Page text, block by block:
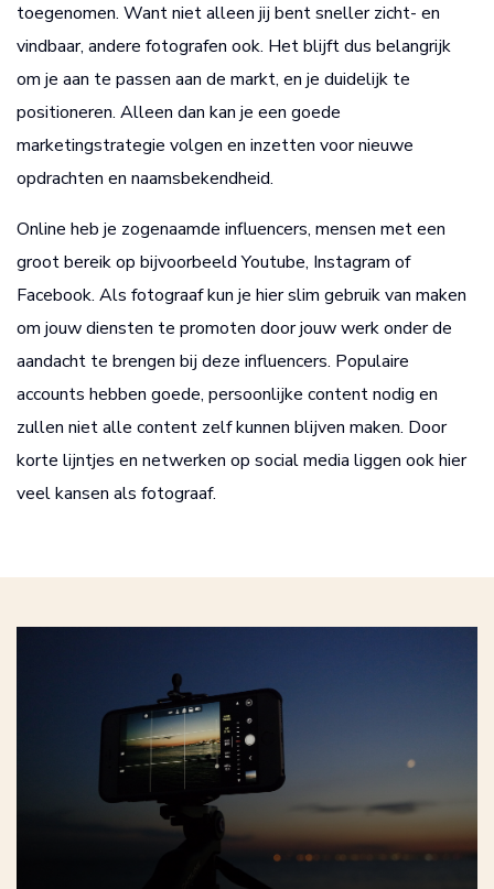
toegenomen. Want niet alleen jij bent sneller zicht- en
vindbaar, andere fotografen ook. Het blijft dus belangrijk
om je aan te passen aan de markt, en je duidelijk te
positioneren. Alleen dan kan je een goede
marketingstrategie volgen en inzetten voor nieuwe
opdrachten en naamsbekendheid.
Online heb je zogenaamde influencers, mensen met een
groot bereik op bijvoorbeeld Youtube, Instagram of
Facebook. Als fotograaf kun je hier slim gebruik van maken
om jouw diensten te promoten door jouw werk onder de
aandacht te brengen bij deze influencers. Populaire
accounts hebben goede, persoonlijke content nodig en
zullen niet alle content zelf kunnen blijven maken. Door
korte lijntjes en netwerken op social media liggen ook hier
veel kansen als fotograaf.